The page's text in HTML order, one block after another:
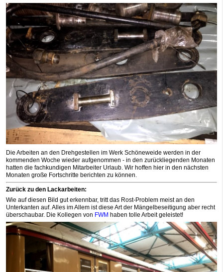
Die Arbeiten an den Drehgestellen im Werk Schöneweide werden in der
kommenden Woche wieder aufgenommen - in den zurückliegenden Monaten
hatten die fachkundigen Mitarbeiter Urlaub. Wir hoffen hier in den nächsten
Monaten große Fortschritte berichten zu können.
Zurück zu den Lackarbeiten:
Wie auf diesen Bild gut erkennbar, tritt das Rost-Problem meist an den
Unterkanten auf. Alles im Allem ist diese Art der Mängelbeseitigung aber recht
überschaubar. Die Kollegen von FWM haben tolle Arbeit geleistet!